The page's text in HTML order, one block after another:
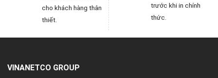
cho khách hàng thân
thiết.
trước khi in chính
thức.
VINANETCO GROUP